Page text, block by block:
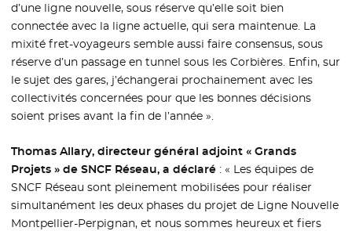
d’une ligne nouvelle, sous réserve qu’elle soit bien
connectée avec la ligne actuelle, qui sera maintenue. La
mixité fret-voyageurs semble aussi faire consensus, sous
réserve d’un passage en tunnel sous les Corbières. Enfin, sur
le sujet des gares, j’échangerai prochainement avec les
collectivités concernées pour que les bonnes décisions
soient prises avant la fin de l’année ».
Thomas Allary, directeur général adjoint « Grands
Projets » de SNCF Réseau, a déclaré : « Les équipes de
SNCF Réseau sont pleinement mobilisées pour réaliser
simultanément les deux phases du projet de Ligne Nouvelle
Montpellier-Perpignan, et nous sommes heureux et fiers